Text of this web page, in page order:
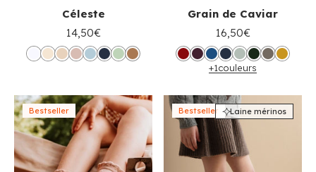
Céleste
14,50€
Grain de Caviar
16,50€
+1couleurs
Bestseller Bestseller Laine mérinos